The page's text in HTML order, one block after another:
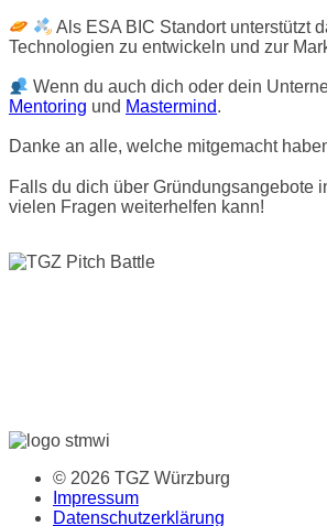
Als ESA BIC Standort unterstützt
Technologien zu entwickeln und zur
Wenn du auch dich oder dein
Mentoring und Mastermind.
Danke an alle, welche mitgemacht
Falls du dich über Gründungsangebote
vielen Fragen weiterhelfen kann!
© 2026 TGZ Würzburg
Impressum
Datenschutzerklärung